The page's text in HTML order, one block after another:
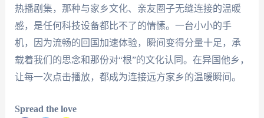
热播剧集，那种与家乡文化、亲友圈子无缝连接的温暖
感，是任何科技设备都比不了的情愫。一台小小的手
机，因为流畅的回国加速体验，瞬间变得分量十足，承
载着我们的思念和那份对“根”的文化认同。在异国他乡，
让每一次点击播放，都成为连接远方家乡的温暖瞬间。
Spread the love